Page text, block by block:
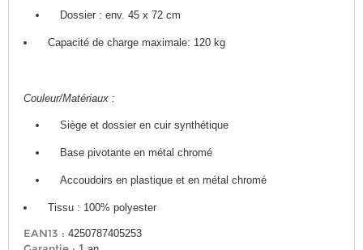
Dossier : env. 45 x 72 cm
Capacité de charge maximale: 120 kg
Couleur/Matériaux :
Siège et dossier en cuir synthétique
Base pivotante en métal chromé
Accoudoirs en plastique et en métal chromé
Tissu : 100% polyester
EAN13 : 4250787405253